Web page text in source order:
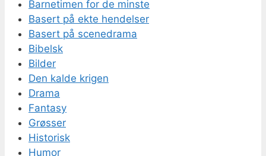
Barnetimen for de minste
Basert på ekte hendelser
Basert på scenedrama
Bibelsk
Bilder
Den kalde krigen
Drama
Fantasy
Grøsser
Historisk
Humor